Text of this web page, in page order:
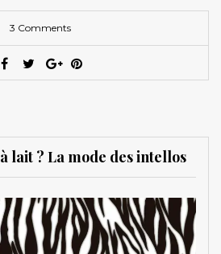
3 Comments
lait ? La mode des intellos